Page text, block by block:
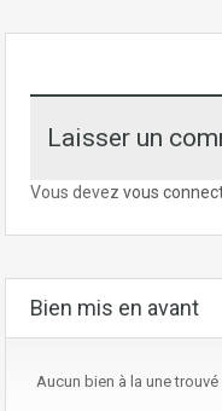
Laisser un
Vous devez vous
Bien mis en avant
Aucun bien à la une trouvé